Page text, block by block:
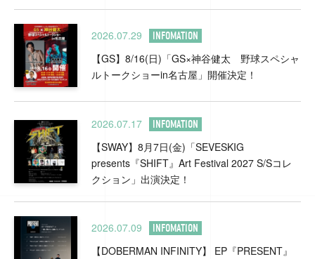
2026.07.29 INFOMATION
【GS】8/16(日)「GS×神谷健太 野球スペシャ
ルトークショーin名古屋」開催決定！
2026.07.17 INFOMATION
【SWAY】8月7日(金)「SEVESKIG
presents『SHIFT』Art Festival 2027 S/Sコレ
クション」出演決定！
2026.07.09 INFOMATION
【DOBERMAN INFINITY】 EP『PRESENT』